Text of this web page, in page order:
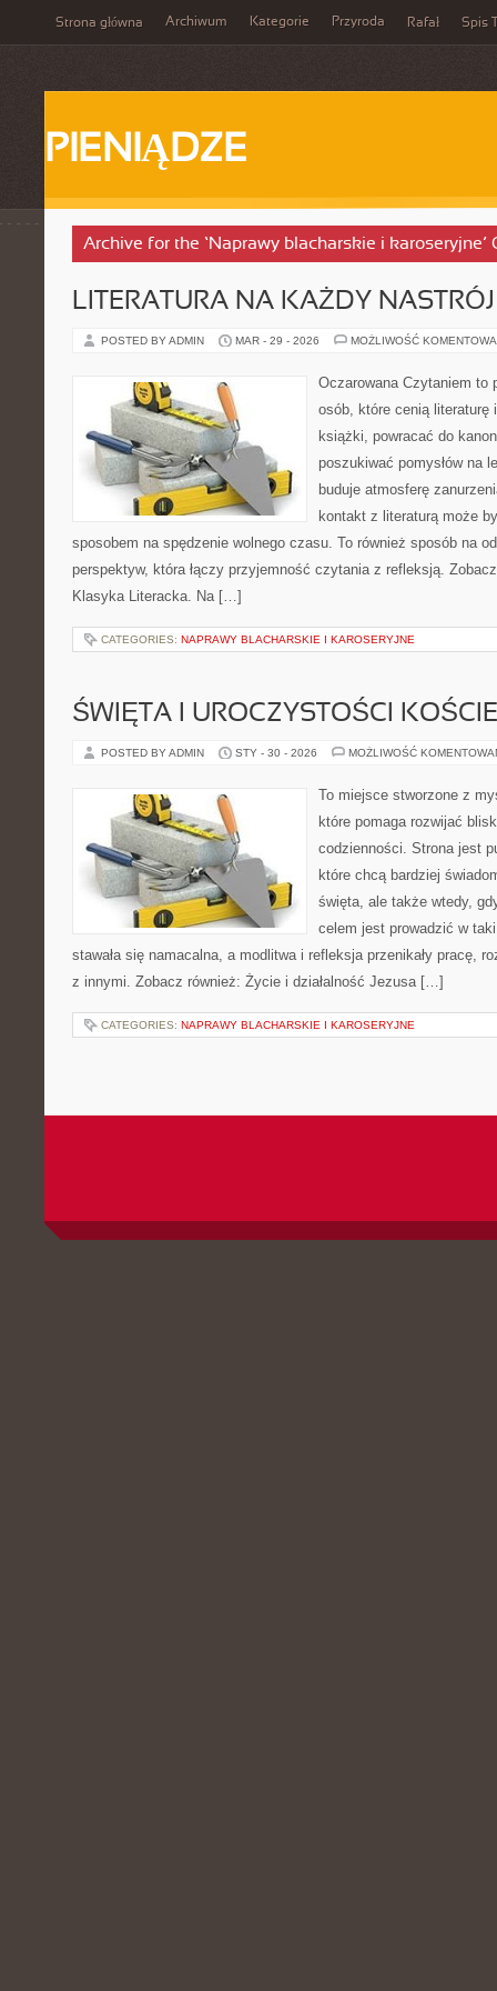
Strona główna Archiwum Kategorie Przyroda Rafał Spis
PIENIĄDZE
Archive for the ‘Naprawy blacharskie i karoseryjne’
LITERATURA NA KAŻDY NASTRÓJ
POSTED BY ADMIN MAR - 29 - 2026 MOŻLIWOŚĆ
Oczarowana Czytaniem to
osób, które cenią literaturę
książki, powracać do
poszukiwać pomysłów na
buduje atmosferę
kontakt z literaturą może
sposobem na spędzenie wolnego czasu. To również sposób na
perspektyw, która łączy przyjemność czytania z refleksją.
Klasyka Literacka. Na […]
CATEGORIES: NAPRAWY BLACHARSKIE I KAROSERYJNE
ŚWIĘTA I UROCZYSTOŚCI
POSTED BY ADMIN STY - 30 - 2026 MOŻLIWOŚĆ
To miejsce stworzone z
które pomaga rozwijać
codzienności. Strona jest
które chcą bardziej
święta, ale także wtedy,
celem jest prowadzić w
stawała się namacalna, a modlitwa i refleksja przenikały pracę,
z innymi. Zobacz również: Życie i działalność Jezusa […]
CATEGORIES: NAPRAWY BLACHARSKIE I KAROSERYJNE